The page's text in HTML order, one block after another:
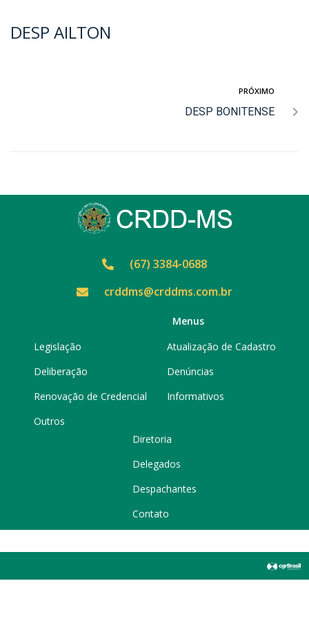
DESP AILTON
PRÓXIMO
DESP BONITENSE
(67) 3384-0688
crddms@crddms.com.br
Menus
Legislação
Deliberação
Renovação de Credencial
Outros
Atualização de Cadastro
Denúncias
Informativos
Diretoria
Delegados
Despachantes
Contato